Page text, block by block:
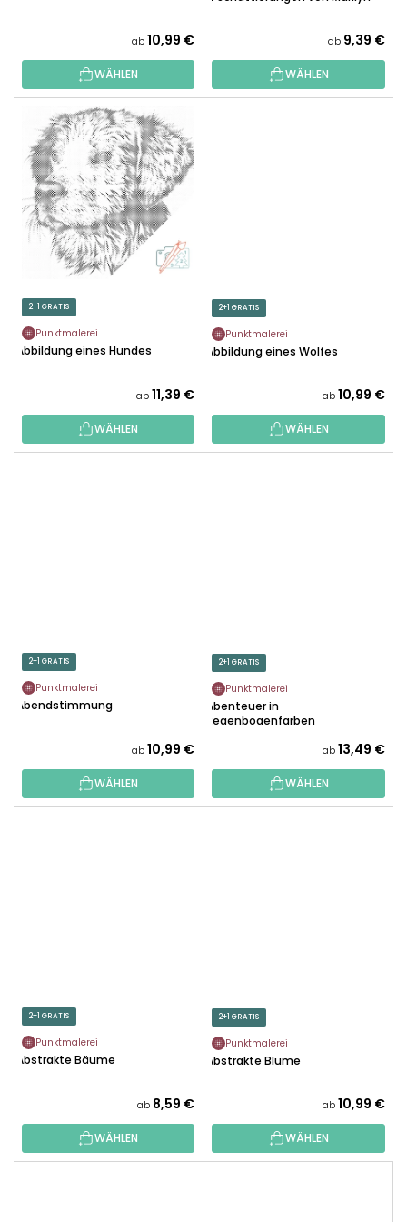
T
ab 10,99 €
WÄHLEN
ab 9,39 €
WÄHLEN
2+1 GRATIS
Punktmalerei
Abbildung eines Hundes
ab 11,39 €
WÄHLEN
2+1 GRATIS
Punktmalerei
Abbildung eines Wolfes
ab 10,99 €
WÄHLEN
2+1 GRATIS
Punktmalerei
Abendstimmung
ab 10,99 €
WÄHLEN
2+1 GRATIS
Punktmalerei
Abenteuer in
Regenbogenfarben
ab 13,49 €
WÄHLEN
2+1 GRATIS
Punktmalerei
Abstrakte Bäume
ab 8,59 €
WÄHLEN
2+1 GRATIS
Punktmalerei
Abstrakte Blume
ab 10,99 €
WÄHLEN